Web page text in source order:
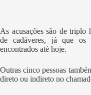
As acusações são de
de cadáveres, já que os
encontrados até hoje.
Outras cinco pessoas
direto ou indireto no